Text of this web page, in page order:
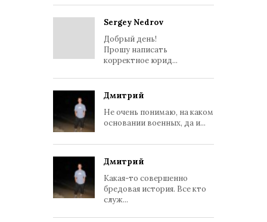
Sergey Nedrov
Добрый день!
Прошу написать
корректное юрид...
Дмитрий
Не очень понимаю, на каком
основании военных, да и...
Дмитрий
Какая-то совершенно
бредовая история. Все кто
служ...